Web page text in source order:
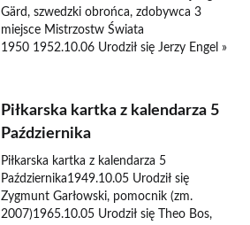
Gärd, szwedzki obrońca, zdobywca 3
miejsce Mistrzostw Świata
1950 1952.10.06 Urodził się Jerzy Engel »
Piłkarska kartka z kalendarza 5
Października
Piłkarska kartka z kalendarza 5
Października1949.10.05 Urodził się
Zygmunt Garłowski, pomocnik (zm.
2007)1965.10.05 Urodził się Theo Bos,